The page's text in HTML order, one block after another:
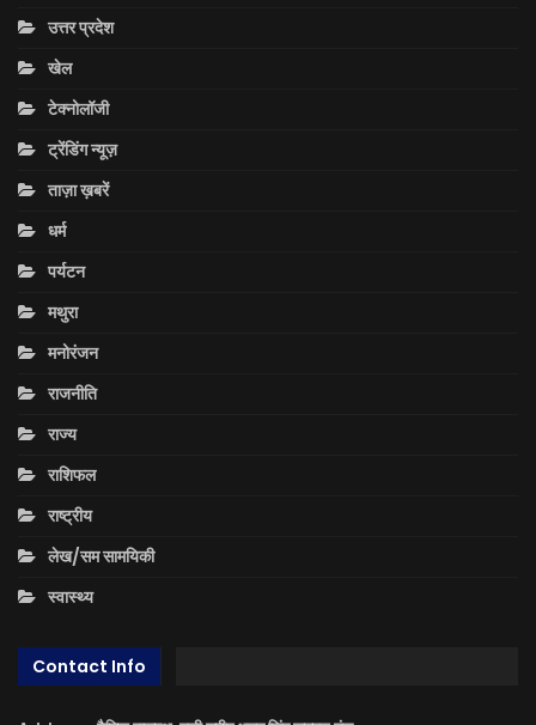
उत्तर प्रदेश
खेल
टेक्नोलॉजी
ट्रेंडिंग न्यूज़
ताज़ा ख़बरें
धर्म
पर्यटन
मथुरा
मनोरंजन
राजनीति
राज्य
राशिफल
राष्ट्रीय
लेख/सम सामयिकी
स्वास्थ्य
Contact Info